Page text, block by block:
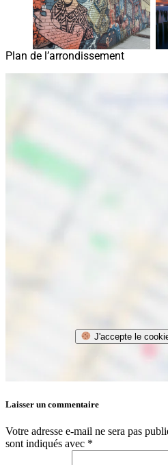
Plan de l’arrondissement
J'accepte le
Laisser un commentaire
Votre adresse e-mail ne sera pas
sont indiqués avec *